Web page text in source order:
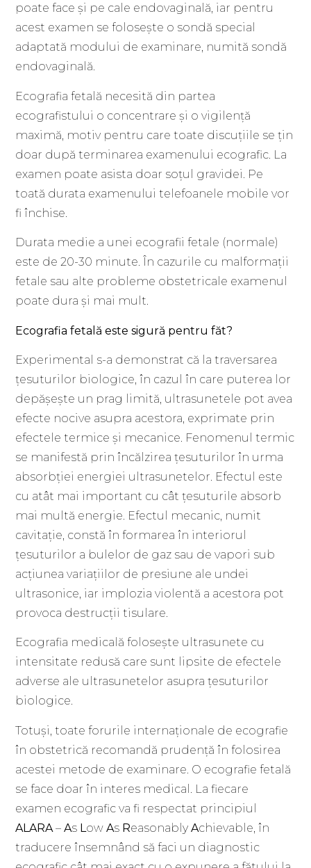
poate face și pe cale endovaginală, iar pentru
acest examen se folosește o sondă special
adaptată modului de examinare, numită sondă
endovaginală.
Ecografia fetală necesită din partea
ecografistului o concentrare și o vigilență
maximă, motiv pentru care toate discuțiile se țin
doar după terminarea examenului ecografic. La
examen poate asista doar soțul gravidei. Pe
toată durata examenului telefoanele mobile vor
fi închise.
Durata medie a unei ecografii fetale (normale)
este de 20-30 minute. În cazurile cu malformații
fetale sau alte probleme obstetricale examenul
poate dura și mai mult.
Ecografia fetală este sigură pentru făt?
Experimental s-a demonstrat că la traversarea
țesuturilor biologice, în cazul în care puterea lor
depășește un prag limită, ultrasunetele pot avea
efecte nocive asupra acestora, exprimate prin
efectele termice și mecanice. Fenomenul termic
se manifestă prin încălzirea țesuturilor în urma
absorbției energiei ultrasunetelor. Efectul este
cu atât mai important cu cât țesuturile absorb
mai multă energie. Efectul mecanic, numit
cavitație, constă în formarea în interiorul
țesuturilor a bulelor de gaz sau de vapori sub
acțiunea variațiilor de presiune ale undei
ultrasonice, iar implozia violentă a acestora pot
provoca destrucții tisulare.
Ecografia medicală folosește ultrasunete cu
intensitate redusă care sunt lipsite de efectele
adverse ale ultrasunetelor asupra țesuturilor
biologice.
Totuși, toate forurile internaționale de ecografie
în obstetrică recomandă prudență în folosirea
acestei metode de examinare. O ecografie fetală
se face doar în interes medical. La fiecare
examen ecografic va fi respectat principiul
ALARA–As Low As Reasonably Achievable, în
traducere însemnând să faci un diagnostic